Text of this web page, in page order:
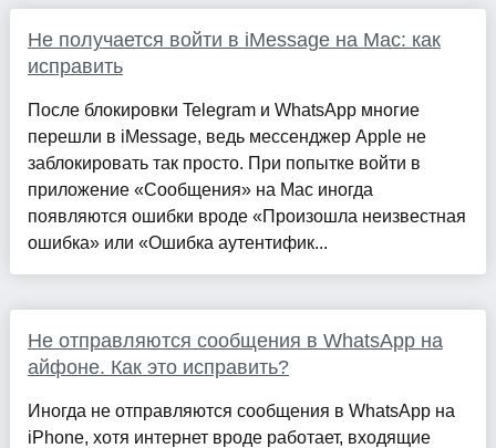
Не получается войти в iMessage на Mac: как
исправить
После блокировки Telegram и WhatsApp многие
перешли в iMessage, ведь мессенджер Apple не
заблокировать так просто. При попытке войти в
приложение «Сообщения» на Mac иногда
появляются ошибки вроде «Произошла неизвестная
ошибка» или «Ошибка аутентифик...
Не отправляются сообщения в WhatsApp на
айфоне. Как это исправить?
Иногда ​​не отправляются сообщения в WhatsApp на
iPhone, хотя интернет вроде работает, входящие